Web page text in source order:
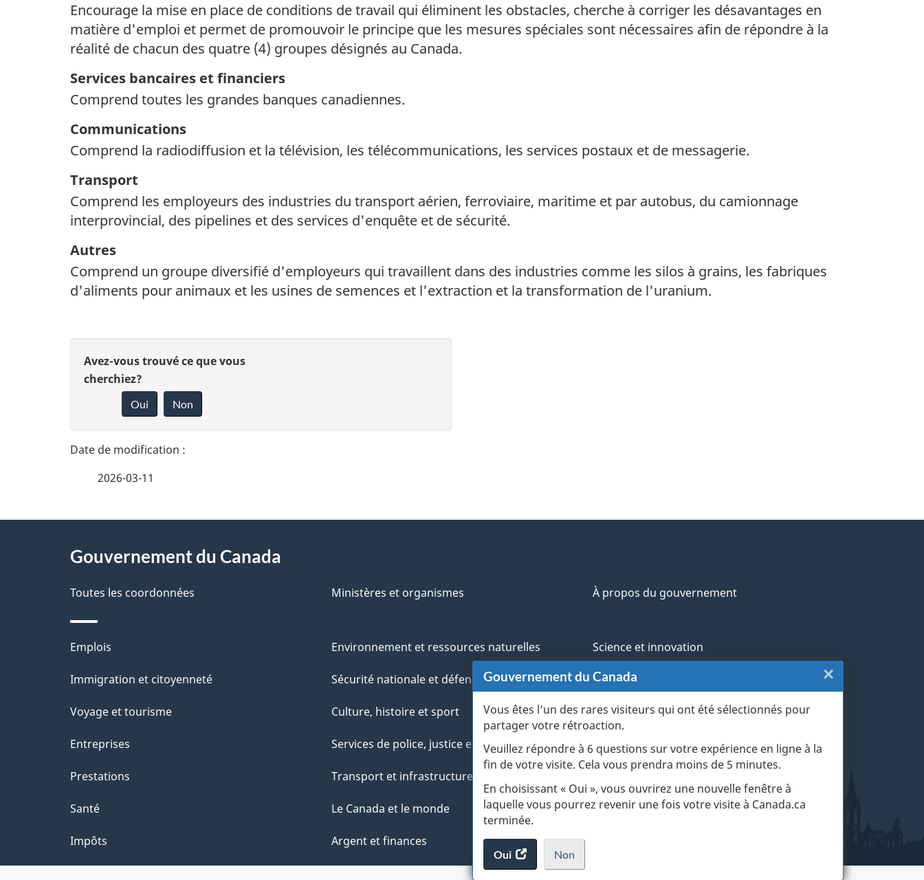
Gouvernement du Canada
Vous êtes l’un des rares visiteurs qui ont été sélectionnés pour
partager votre rétroaction.
Veuillez répondre à 6 questions sur votre expérience en ligne à la
fin de votre visite. Cela vous prendra moins de 5 minutes.
En choisissant « Oui », vous ouvrirez une nouvelle fenêtre à
laquelle vous pourrez revenir une fois votre visite à Canada.ca
terminée.
Oui
accéder
au
Non
je
.
×
Encourage la mise en place de conditions de travail qui éliminent les obstacles, cherche à corriger les désavantages en
matière d'emploi et permet de promouvoir le principe que les mesures spéciales sont nécessaires afin de répondre à la
réalité de chacun des quatre (4) groupes désignés au Canada.
Services bancaires et financiers
Comprend toutes les grandes banques canadiennes.
Communications
Comprend la radiodiffusion et la télévision, les télécommunications, les services postaux et de messagerie.
Transport
Comprend les employeurs des industries du transport aérien, ferroviaire, maritime et par autobus, du camionnage
interprovincial, des pipelines et des services d'enquête et de sécurité.
Autres
Comprend un groupe diversifié d'employeurs qui travaillent dans des industries comme les silos à grains, les fabriques
d'aliments pour animaux et les usines de semences et l'extraction et la transformation de l'uranium.
D
é
a
l
s
d
e
l
a
p
a
g
e
D
n
v
o
r
é
t
r
o
t
Avez-vous trouvé ce que vous
cherchiez?
Oui Non
2026-03-11
proposGouvernement du Canada
Toutes les coordonnées Ministères et organismes À propos du gouvernement
Thèmes
et
Emplois
Immigration et citoyenneté
Voyage et tourisme
Entreprises
Prestations
Santé
Impôts
Environnement et ressources naturelles
Sécurité nationale et défense
Culture, histoire et sport
Services de police, justice et urgences
Transport et infrastructure
Le Canada et le monde
Argent et finances
Science et innovation
Autochtones
Vétérans et militaires
Jeunesse
Gérer les événements de la vie